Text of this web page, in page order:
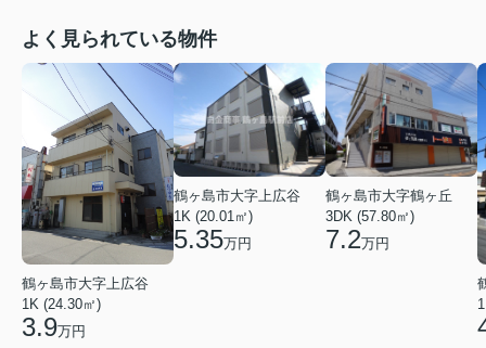
よく見られている物件
鶴ヶ島市大字上広谷
1K (24.30㎡)
3.9万円
鶴ヶ島市大字上広谷
1K (20.01㎡)
5.35万円
鶴ヶ島市大字鶴ヶ丘
3DK (57.80㎡)
7.2万円